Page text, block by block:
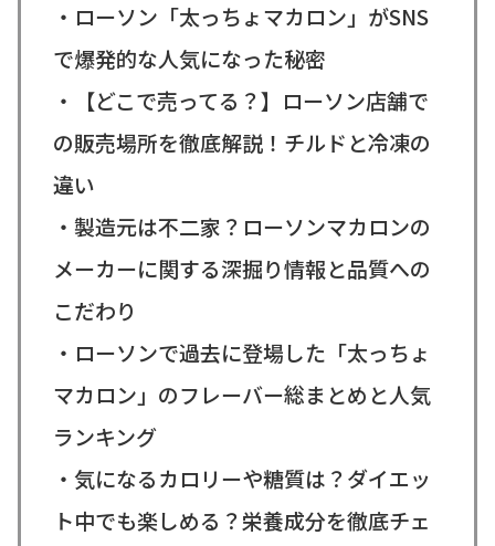
・ローソン「太っちょマカロン」がSNS
で爆発的な人気になった秘密
・【どこで売ってる？】ローソン店舗で
の販売場所を徹底解説！チルドと冷凍の
違い
・製造元は不二家？ローソンマカロンの
メーカーに関する深掘り情報と品質への
こだわり
・ローソンで過去に登場した「太っちょ
マカロン」のフレーバー総まとめと人気
ランキング
・気になるカロリーや糖質は？ダイエッ
ト中でも楽しめる？栄養成分を徹底チェ